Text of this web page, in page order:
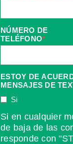
NÚMERO DE
TELÉFONO*
ESTOY DE
MENSAJES DE
Si
Si en cualquier
de baja de las
responde con